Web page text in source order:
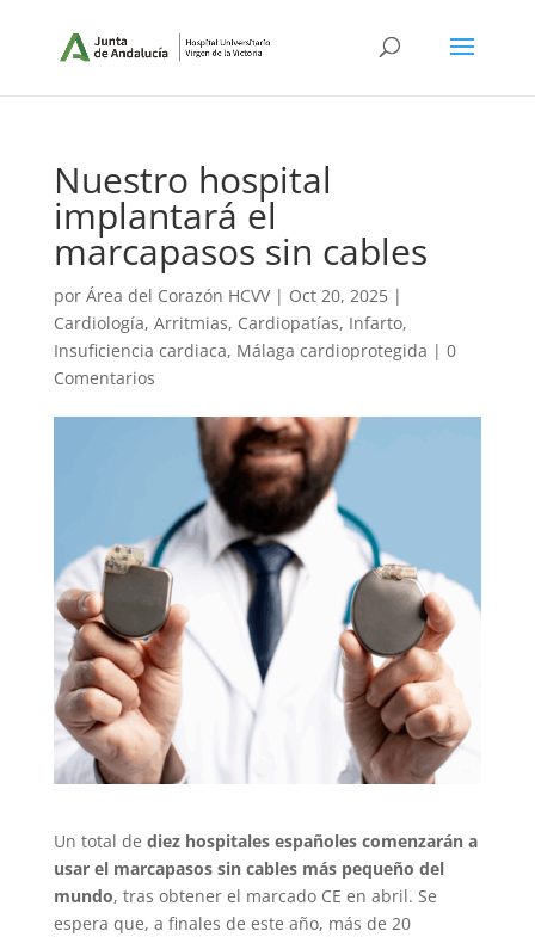
Nuestro hospital
implantará el
marcapasos sin cables
por Área del Corazón HCVV| Oct 20, 2025|
Cardiología, Arritmias, Cardiopatías, Infarto,
Insuficiencia cardiaca, Málaga cardioprotegida | 0
Comentarios
Un total de diez hospitales españoles comenzarán a
usar el marcapasos sin cables más pequeño del
mundo, tras obtener el marcado CE en abril. Se
espera que, a finales de este año, más de 20